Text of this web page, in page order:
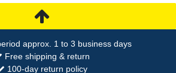
approx. 1 to 3 business days
Free shipping & return
100-day return policy